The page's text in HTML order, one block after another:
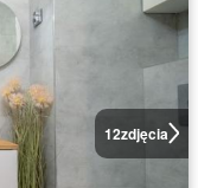
12zdjęcia